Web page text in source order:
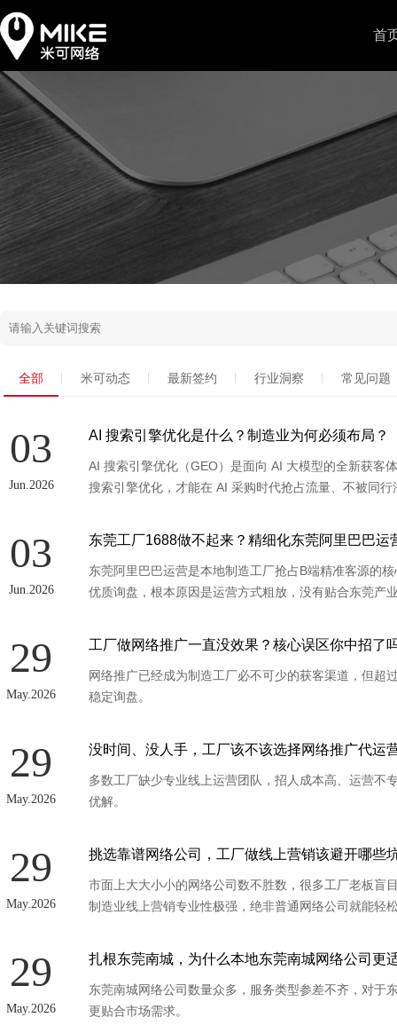
首
全部 米可动态 最新签约 行业洞察 常见问题
03
Jun.2026
AI 搜索引擎优化是什么？制造业为何必须布局？
AI 搜索引擎优化（GEO）是面向 AI 大模型的全新获客
搜索引擎优化，才能在 AI 采购时代抢占流量、不被同行
03
Jun.2026
东莞工厂1688做不起来？精细化东莞阿里巴巴运
东莞阿里巴巴运营是本地制造工厂抢占B端精准客源的
优质询盘，根本原因是运营方式粗放，没有贴合东莞产
29
May.2026
工厂做网络推广一直没效果？核心误区你中招了
网络推广已经成为制造工厂必不可少的获客渠道，但超
稳定询盘。
29
May.2026
没时间、没人手，工厂该不该选择网络推广代运
多数工厂缺少专业线上运营团队，招人成本高、运营不
优解。
29
May.2026
挑选靠谱网络公司，工厂做线上营销该避开哪些
市面上大大小小的网络公司数不胜数，很多工厂老板盲
制造业线上营销专业性极强，绝非普通网络公司就能轻
29
May.2026
扎根东莞南城，为什么本地东莞南城网络公司更
东莞南城网络公司数量众多，服务类型参差不齐，对于
更贴合市场需求。